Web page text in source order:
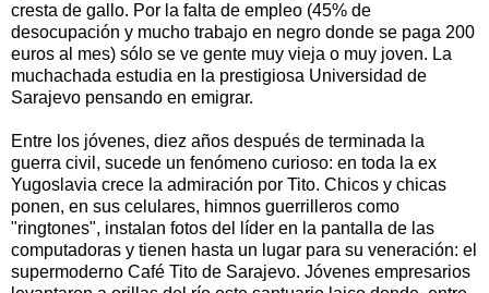
cresta de gallo. Por la falta de empleo (45% de
desocupación y mucho trabajo en negro donde se paga 200
euros al mes) sólo se ve gente muy vieja o muy joven. La
muchachada estudia en la prestigiosa Universidad de
Sarajevo pensando en emigrar.
Entre los jóvenes, diez años después de terminada la
guerra civil, sucede un fenómeno curioso: en toda la ex
Yugoslavia crece la admiración por Tito. Chicos y chicas
ponen, en sus celulares, himnos guerrilleros como
"ringtones", instalan fotos del líder en la pantalla de las
computadoras y tienen hasta un lugar para su veneración: el
supermoderno Café Tito de Sarajevo. Jóvenes empresarios